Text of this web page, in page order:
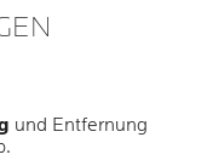
und Entfernung